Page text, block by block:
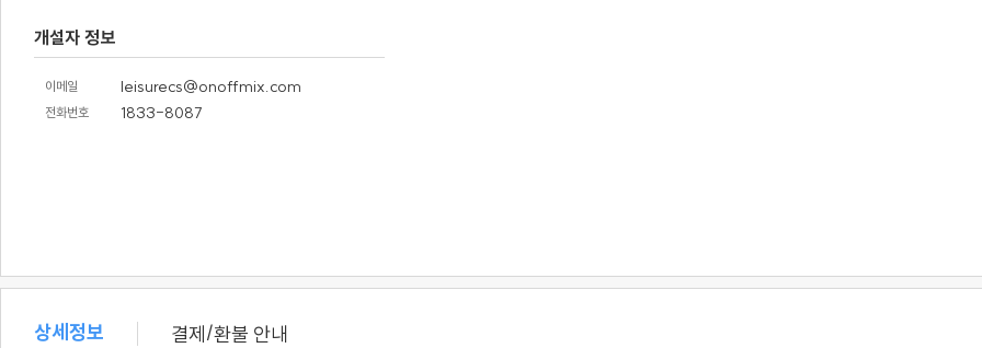
개설자 정보
이메일 leisurecs@onoffmix.com
전화번호 1833-8087
상세정보 결제/환불 안내